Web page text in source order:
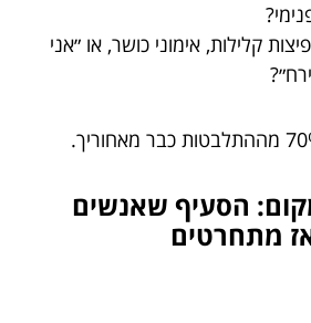
קלילות, אימוני כושר, או ״אני
הסעיף שאנשים
מתחרטים